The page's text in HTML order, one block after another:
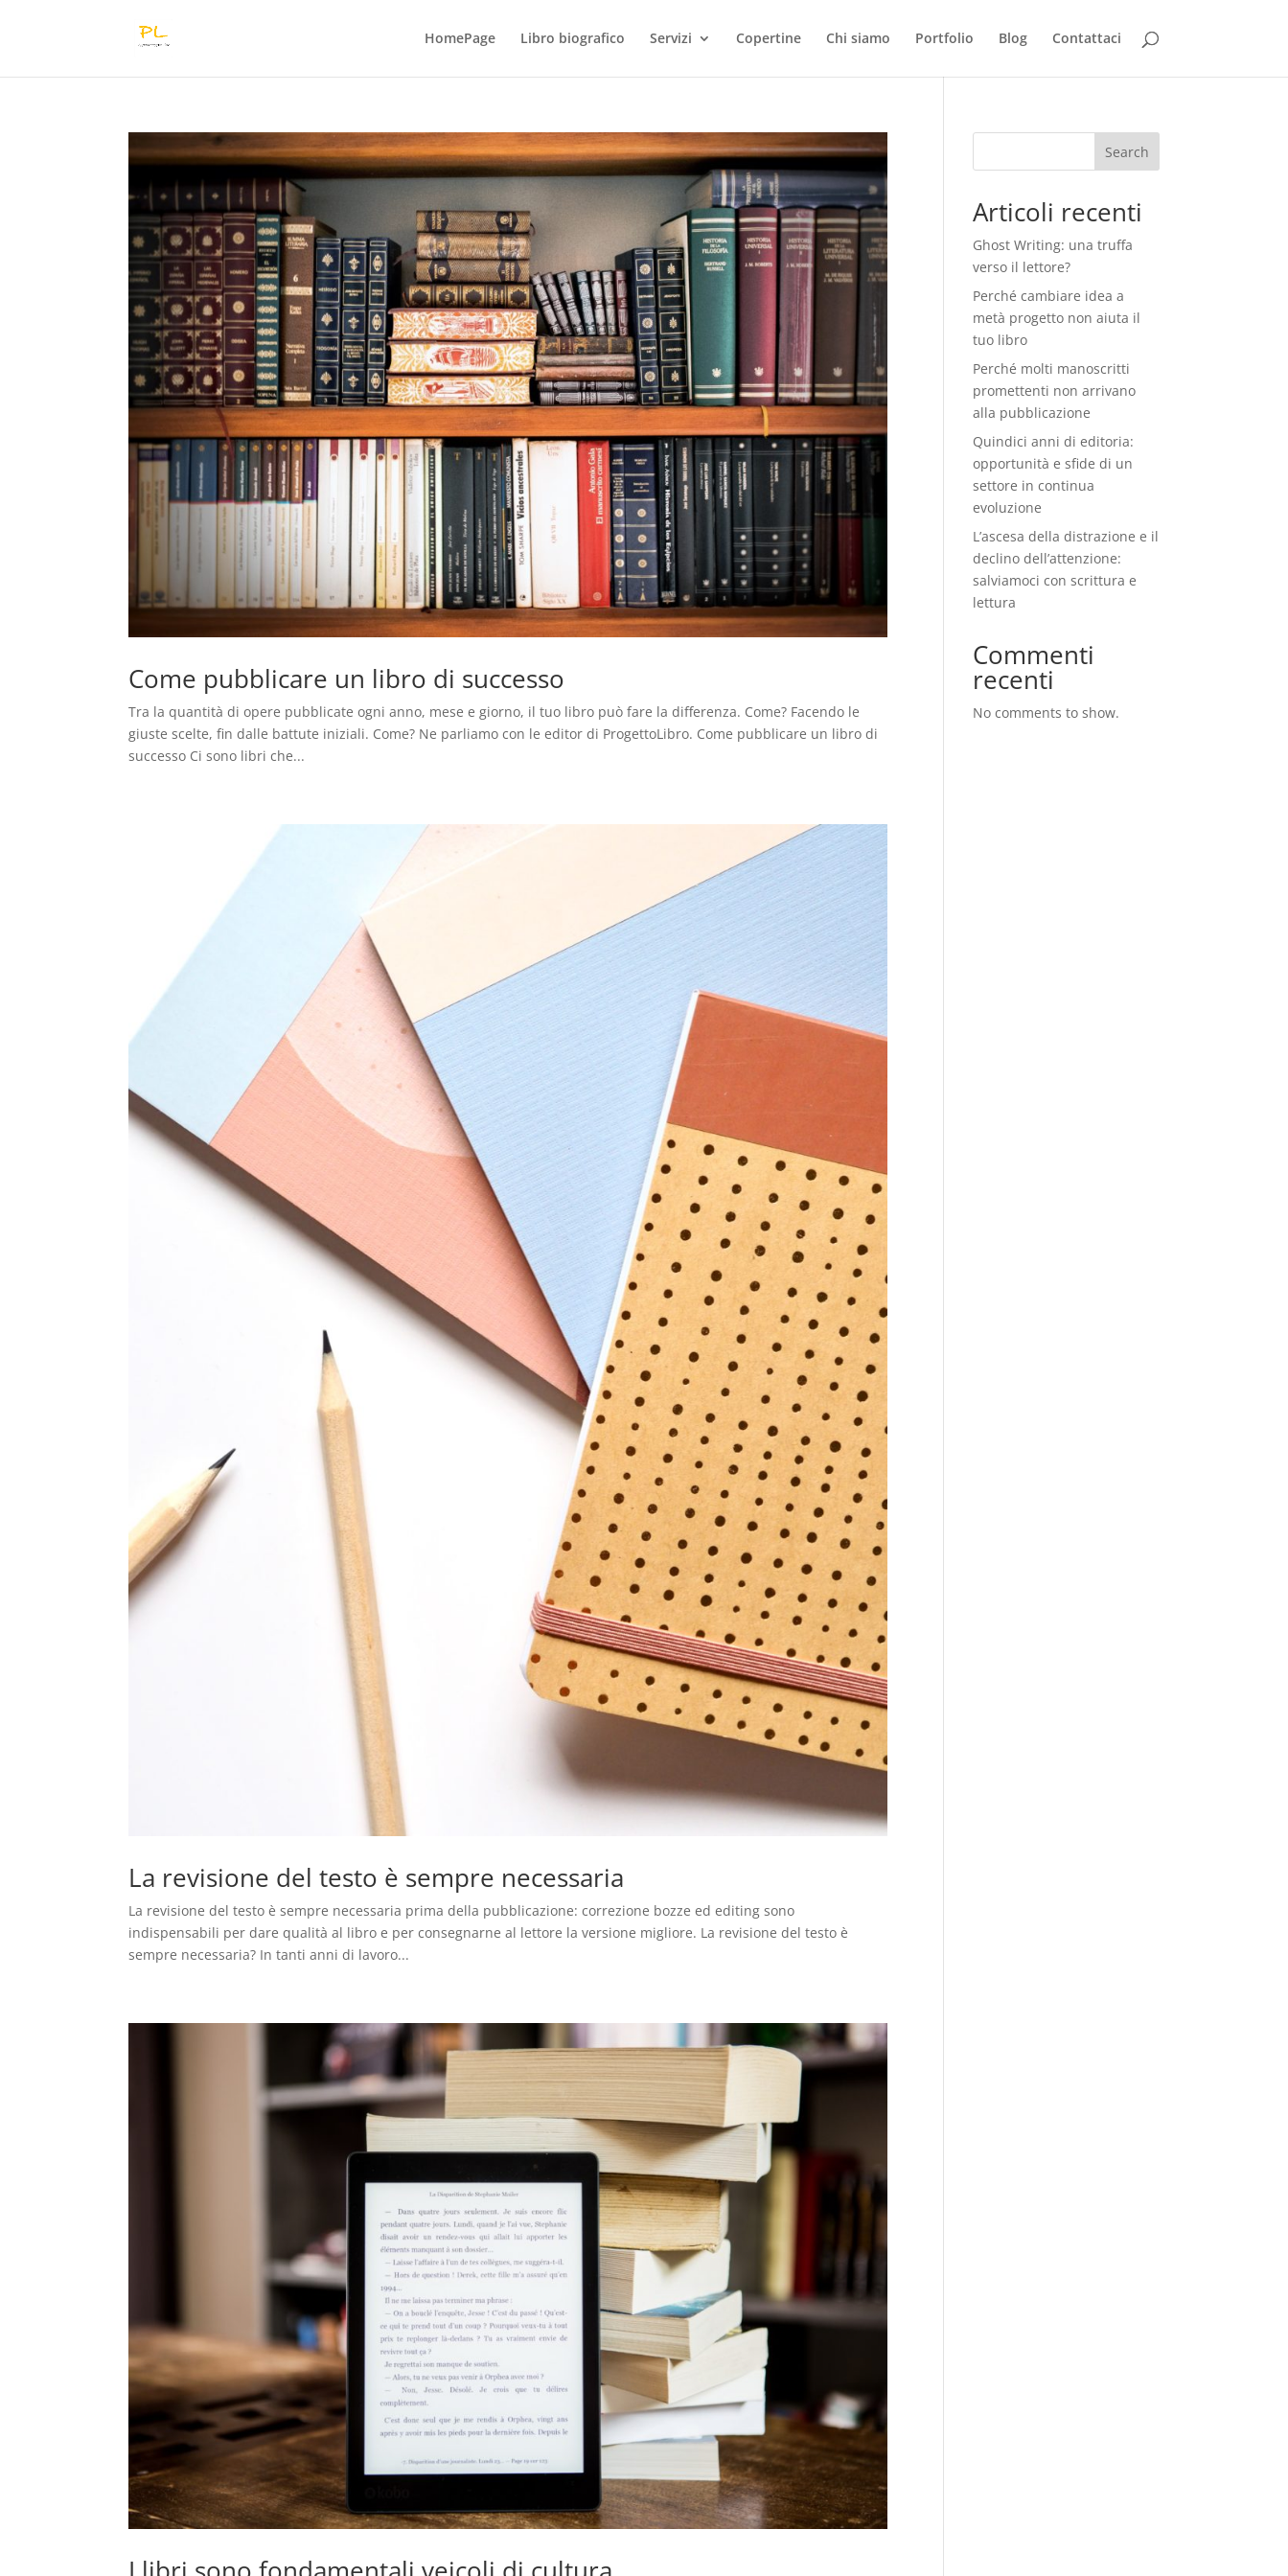
HomePage Libro biografico Servizi Copertine Chi siamo Portfolio Blog Contattaci
Come pubblicare un libro di successo
Tra la quantità di opere pubblicate ogni anno, mese e giorno, il tuo libro può fare la differenza. Come? Facendo le
giuste scelte, fin dalle battute iniziali. Come? Ne parliamo con le editor di ProgettoLibro. Come pubblicare un libro di
successo Ci sono libri che...
La revisione del testo è sempre necessaria
La revisione del testo è sempre necessaria prima della pubblicazione: correzione bozze ed editing sono
indispensabili per dare qualità al libro e per consegnarne al lettore la versione migliore. La revisione del testo è
sempre necessaria? In tanti anni di lavoro...
Search
Articoli recenti
Ghost Writing: una truffa
verso il lettore?
Perché cambiare idea a
metà progetto non aiuta il
tuo libro
Perché molti manoscritti
promettenti non arrivano
alla pubblicazione
Quindici anni di editoria:
opportunità e sfide di un
settore in continua
evoluzione
L’ascesa della distrazione e il
declino dell’attenzione:
salviamoci con scrittura e
lettura
Commenti
recenti
No comments to show.